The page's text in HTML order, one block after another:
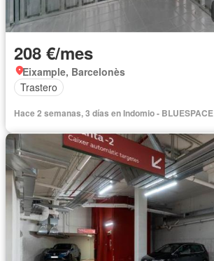
208 €/mes
Eixample, Barcelonès
Trastero
Hace 2 semanas, 3 días en Indomio - BLUESPACE